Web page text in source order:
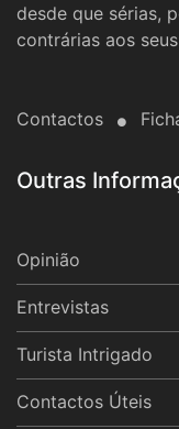
desde que sérias,
contrárias aos
Contactos
Outras
Opinião
Entrevistas
Turista Intrigado
Contactos Úteis